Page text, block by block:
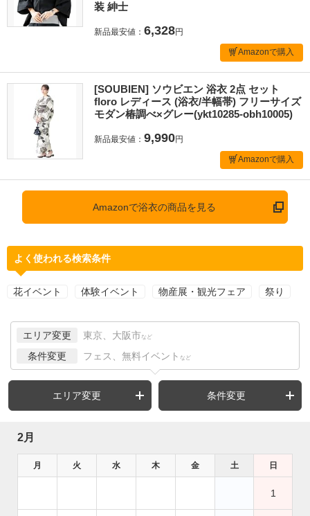
装 紳士
新品最安値： 6,328円
Amazonで購入
[SOUBIEN] ソウビエン 浴衣 2点 セット
floro レディース (浴衣/半幅帯) フリーサイズ
モダン椿調べ×グレー(ykt10285-obh10005)
新品最安値： 9,990円
Amazonで購入
Amazonで浴衣の商品を見る
よく使われる検索条件
花イベント 体験イベント 物産展・観光フェア 祭り
エリア変更 東京、大阪市 など
条件変更 フェス、無料イベント など
エリア変更 条件変更
2月
月 火 水 木 金 土 日
1